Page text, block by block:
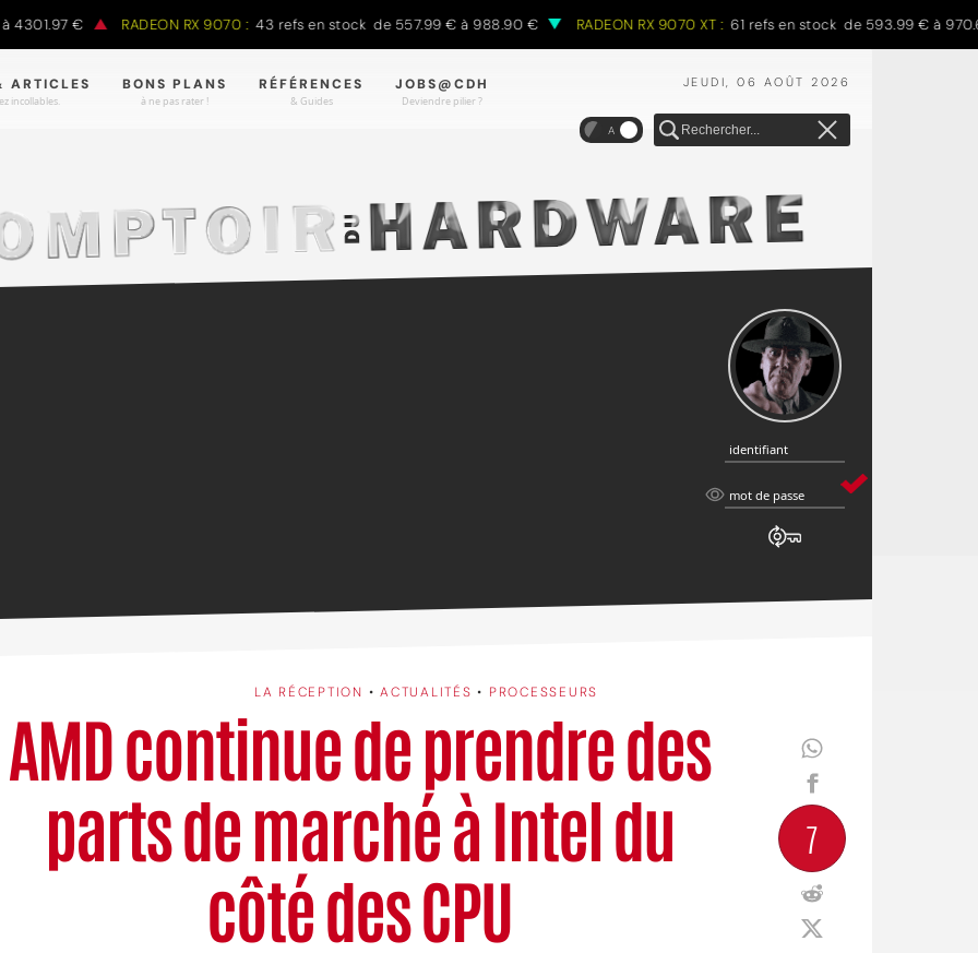
€ RADEON RX 9070 : 43 refs en stock de 557.99 € à 988.90 € RADEON RX 9070 XT : 61 refs en stock de 593.99 € à 970.68 €
JEUDI, 06 AOÛT 2026
ARTICLES
incollables.
BONS PLANS
à ne pas rater !
RÉFÉRENCES
& Guides
JOBS@CDH
Deviendre pilier ?
A
identifiant
identifiant
mot
mot de passe
LA RÉCEPTION •ACTUALITÉS • PROCESSEURS
AMD continue de prendre des
parts de marché à Intel du
côté des CPU
7